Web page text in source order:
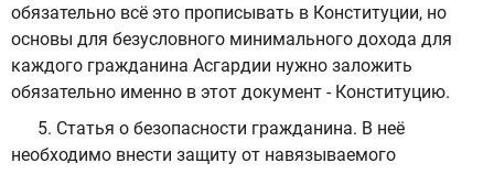
обязательно всё это прописывать в Конституции, но
основы для безусловного минимального дохода для
каждого гражданина Асгардии нужно заложить
обязательно именно в этот документ - Конституцию.
5. Статья о безопасности гражданина. В неё
необходимо внести защиту от навязываемого